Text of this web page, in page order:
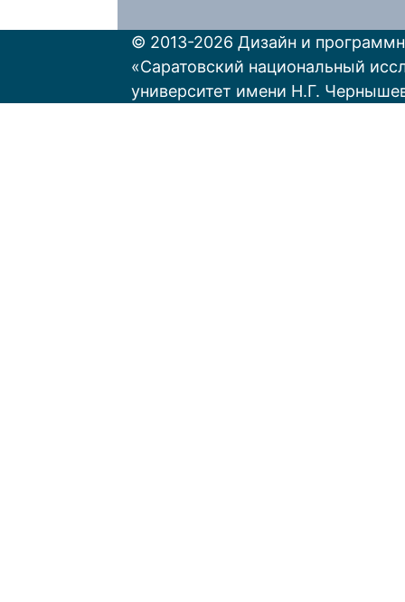
© 2013-2026 Дизайн и
«Саратовский национальный
университет имени Н.Г.